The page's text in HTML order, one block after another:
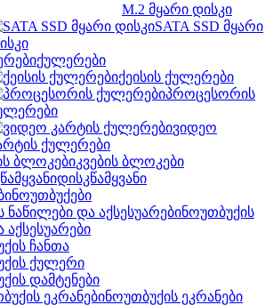
M.2 მყარი დისკი
SATA SSD მყარი
ქულერები
ქეისის ქულერები
პროცესორის
ვიდეო
ქულერები
კვების ბლოკები
დისკწამყვანი
ნოუთბუქები
ნოუთბუქის
აქსესუარები
ჩანთა
ქულერი
დამტენები
ნოუთბუქის ეკრანები